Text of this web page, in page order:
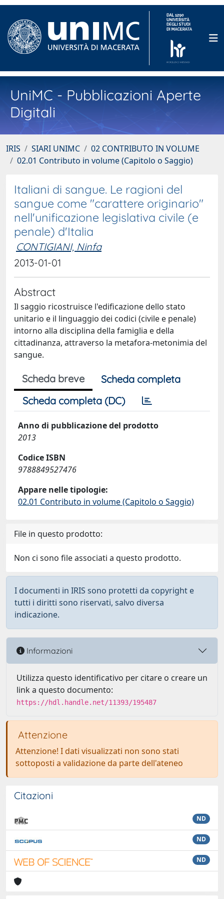
UniMC - Pubblicazioni Aperte
Digitali
IRIS SIARI UNIMC
02 CONTRIBUTO IN VOLUME
02.01 Contributo in volume (Capitolo o Saggio)
Italiani di sangue. Le ragioni del
sangue come "carattere originario"
nell'unificazione legislativa civile (e
penale) d'Italia
CONTIGIANI, Ninfa
2013-01-01
Abstract
Il saggio ricostruisce l'edificazione dello stato
unitario e il linguaggio dei codici (civile e penale)
intorno alla disciplina della famiglia e della
cittadinanza, attraverso la metafora-metonimia del
sangue.
Scheda breve
Scheda completa
Scheda completa (DC)
Anno di pubblicazione del prodotto
2013
Codice ISBN
9788849527476
Appare nelle tipologie:
02.01 Contributo in volume (Capitolo o Saggio)
File in questo prodotto:
Non ci sono file associati a questo prodotto.
I documenti in IRIS sono protetti da copyright e
tutti i diritti sono riservati, salvo diversa
indicazione.
Informazioni
Utilizza questo identificativo per citare o creare un
link a questo documento:
https://hdl.handle.net/11393/195487
Attenzione
Attenzione! I dati visualizzati non sono stati
sottoposti a validazione da parte dell'ateneo
Citazioni
ND
ND
ND